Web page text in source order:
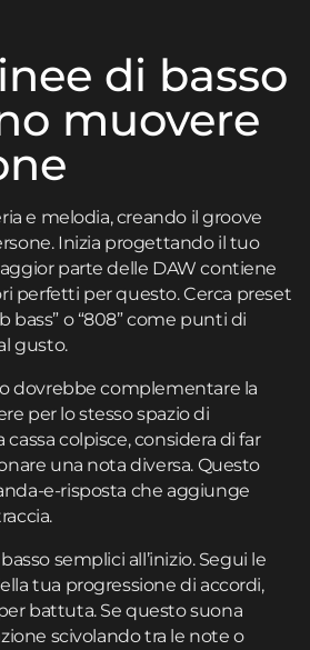
di basso
muovere
e melodia, creando il groove
Inizia progettando il tuo
parte delle DAW contiene
perfetti per questo. Cerca preset
o “808” come punti di
gusto.
dovrebbe complementare la
per lo stesso spazio di
colpisce, considera di far
una nota diversa. Questo
e-risposta che aggiunge
semplici all’inizio. Segui le
tua progressione di accordi,
battuta. Se questo suona
scivolando tra le note o